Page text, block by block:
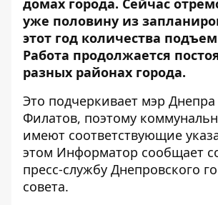
уже половину из
этот год количества
Работа продолжается
разных районах города.
Это подчеркивает мэр
Филатов, поэтому
имеют соответствующие
этом Информатор сообщает
пресс-службу Днепровского
совета.